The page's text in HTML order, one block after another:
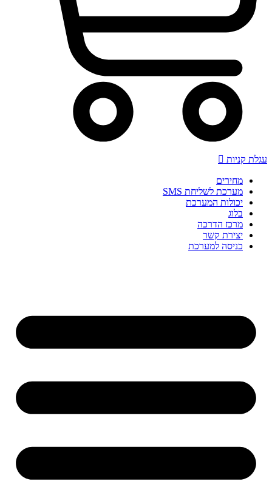
עגלת קניות
מחירים
מערכת לשליחת SMS
יכולות המערכת
בלוג
מרכז הדרכה
יצירת קשר
כניסה למערכת